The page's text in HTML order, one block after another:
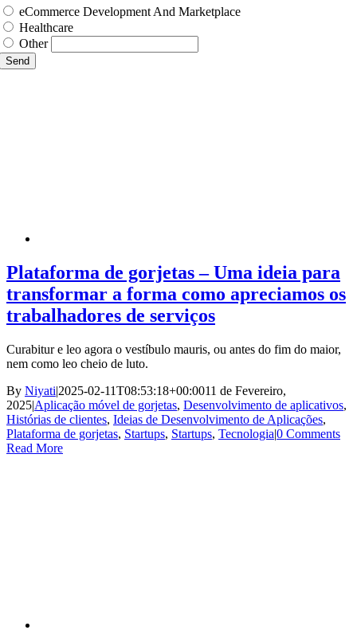
eCommerce Development And Marketplace
Healthcare
Other
Send
Plataforma de gorjetas – Uma ideia para
transformar a forma como apreciamos os
trabalhadores de serviços
Curabitur e leo agora o vestíbulo mauris, ou antes do fim do maior,
nem como leo cheio de luto.
By Niyati|2025-02-11T08:53:18+00:0011 de Fevereiro,
2025|Aplicação móvel de gorjetas, Desenvolvimento de aplicativos,
Histórias de clientes, Ideias de Desenvolvimento de Aplicações,
Plataforma de gorjetas, Startups, Startups, Tecnologia|0 Comments
Read More